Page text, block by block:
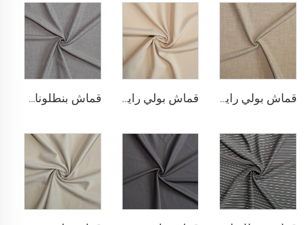
قماش بولي رايون مطاطي للبناطلين قماش بولي رايون لسترة البلازر قماش بنطلونات TR قابل للتمدد بأربعة اتجاهات